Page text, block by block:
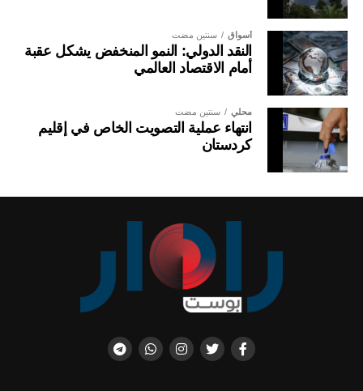
أسواق سنتين مضت
النقد الدولي: النمو المنخفض يشكل عقبة
أمام الاقتصاد العالمي
محلي سنتين مضت
انتهاء عملية التصويت الخاص في إقليم
كردستان